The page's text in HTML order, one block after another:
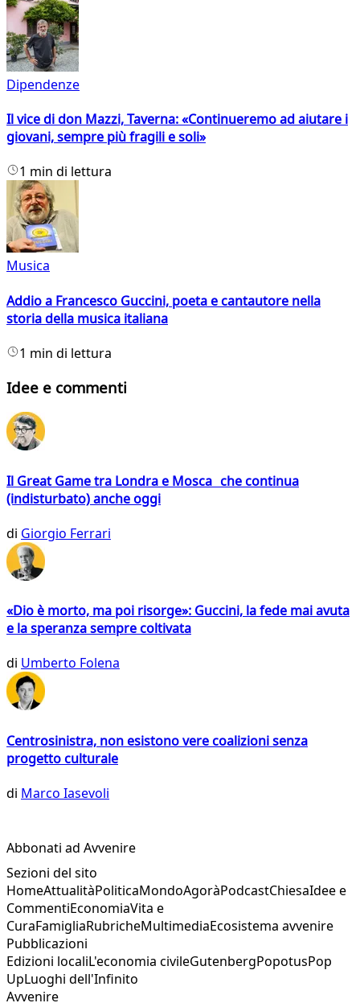
Dipendenze
Il vice di don Mazzi, Taverna: «Continueremo ad aiutare i
giovani, sempre più fragili e soli»
1 min di lettura
Musica
Addio a Francesco Guccini, poeta e cantautore nella
storia della musica italiana
1 min di lettura
Idee e commenti
Il Great Game tra Londra e Mosca che continua
(indisturbato) anche oggi
di Giorgio Ferrari
«Dio è morto, ma poi risorge»: Guccini, la fede mai avuta
e la speranza sempre coltivata
di Umberto Folena
Centrosinistra, non esistono vere coalizioni senza
progetto culturale
di Marco Iasevoli
Abbonati ad Avvenire
Sezioni del sito
HomeAttualitàPoliticaMondoAgoràPodcastChiesaIdee e
CommentiEconomiaVita e
CuraFamigliaRubricheMultimediaEcosistema avvenire
Pubblicazioni
Edizioni localiL'economia civileGutenbergPopotusPop
UpLuoghi dell'Infinito
Avvenire